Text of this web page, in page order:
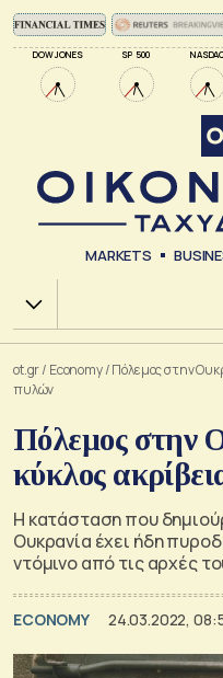
DOW JONES SP 500
MARKETS
Χ.Α.
ot.gr/ Economy/Πόλεμος στην
πυλών
Πόλεμος στην
κύκλος
Η κατάσταση που
Ουκρανία έχει ήδη
ντόμινο από τις αρχές
ECONOMY 24.03.2022,